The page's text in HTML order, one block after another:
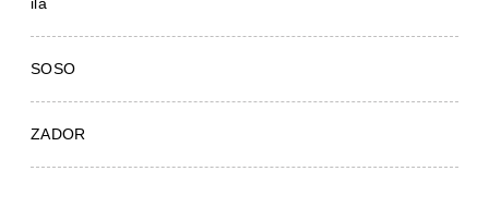
ila
SOSO
ZADOR